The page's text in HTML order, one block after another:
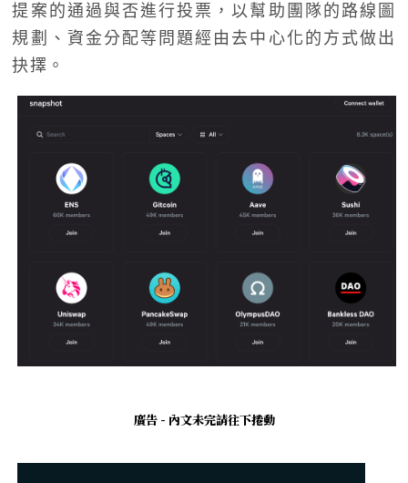
提案的通過與否進行投票，以幫助團隊的路線圖
規劃、資金分配等問題經由去中心化的方式做出
抉擇。
廣告 - 內文未完請往下捲動